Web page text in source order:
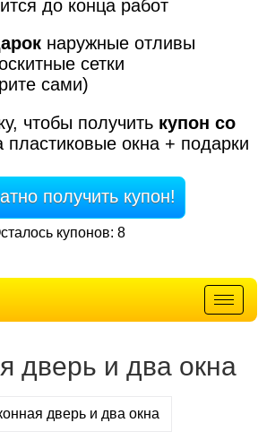
до конца работ
наружные отливы
сетки
сами)
чтобы получить купон со
пластиковые окна + подарки
получить купон!
купонов: 8
дверь и два окна